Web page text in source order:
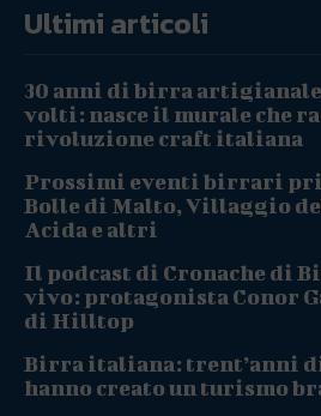
Ultimi articoli
30 anni di birra
volti: nasce il murale che
rivoluzione craft italiana
Prossimi eventi birrari
Bolle di Malto, Villaggio
Acida e altri
Il podcast di Cronache di
vivo: protagonista Conor
di Hilltop
Birra italiana: trent’anni
hanno creato un turismo